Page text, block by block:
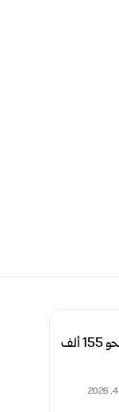
منفذ التنف يسجل عبور نحو 155 ألف